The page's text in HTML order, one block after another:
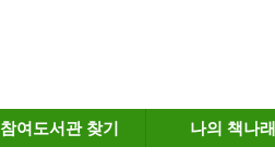
참여도서관 찾기 나의 책나래